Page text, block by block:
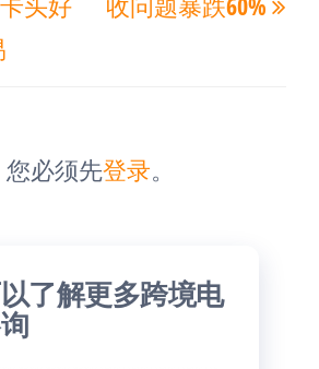
必须先登录。
了解更多跨境电